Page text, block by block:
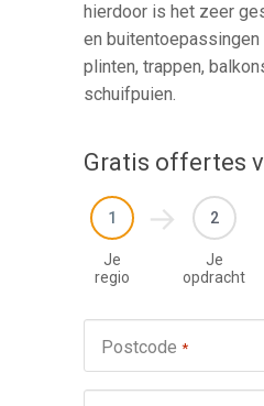
hierdoor is het zeer
en buitentoepassingen
plinten, trappen,
schuifpuien.
Gratis offertes
1
Je
regio
2
Je
opdracht
Postcode *